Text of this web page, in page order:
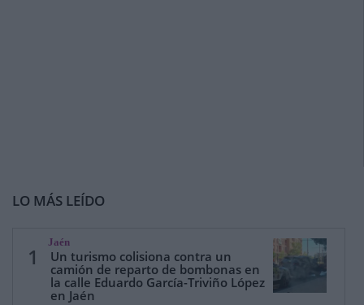
LO MÁS LEÍDO
1
Jaén
Un turismo colisiona contra un
camión de reparto de bombonas en
la calle Eduardo García-Triviño López
en Jaén